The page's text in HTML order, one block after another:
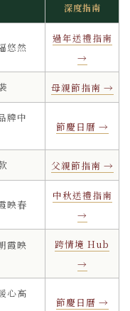
深度指南
悠然
過年送禮指南
→
母親節指南 →
牌中
節慶日曆 →
父親節指南 →
映春
中秋送禮指南
→
霞映
跨情境 Hub
→
心高
節慶日曆 →